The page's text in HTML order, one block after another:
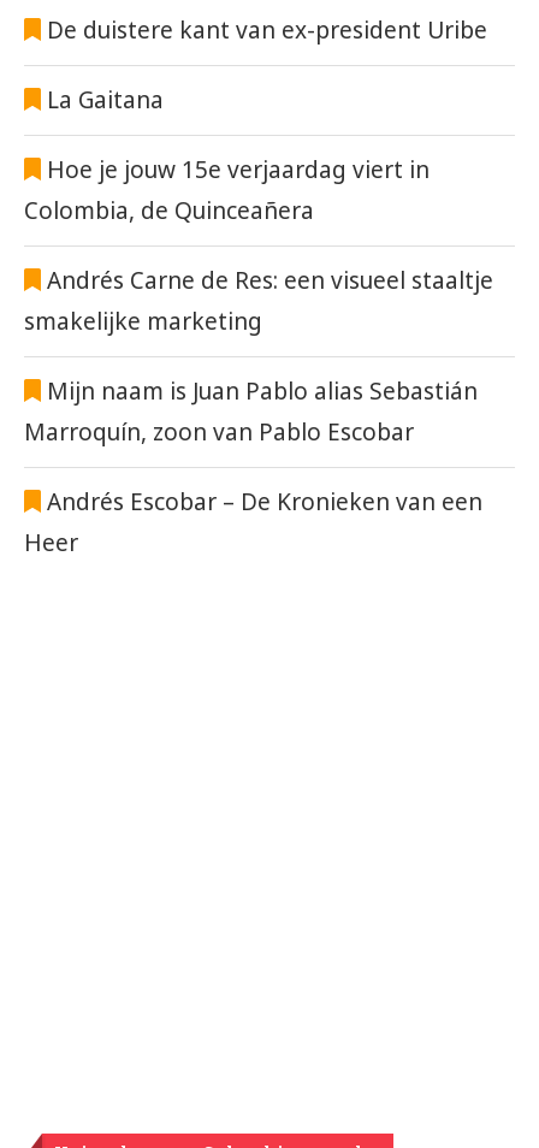
De duistere kant van ex-president Uribe
La Gaitana
Hoe je jouw 15e verjaardag viert in
Colombia, de Quinceañera
Andrés Carne de Res: een visueel staaltje
smakelijke marketing
Mijn naam is Juan Pablo alias Sebastián
Marroquín, zoon van Pablo Escobar
Andrés Escobar – De Kronieken van een
Heer